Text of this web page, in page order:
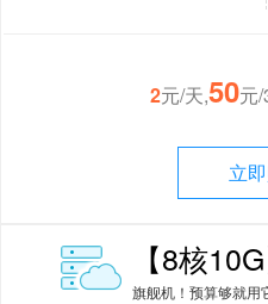
2元/天,50元
立
【8核
旗舰机！预算够就用